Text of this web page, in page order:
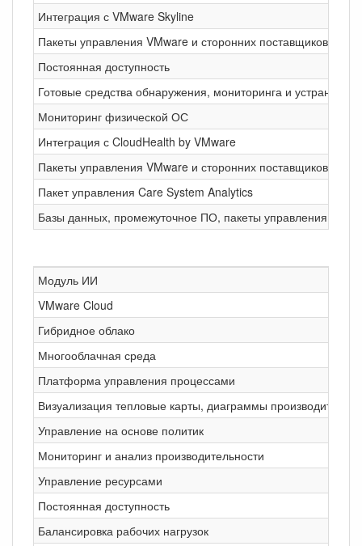
Интеграция с VMware Skyline
Пакеты управления VMware и сторонних поставщиков для
Постоянная доступность
Готовые средства обнаружения, мониторинга и
Мониторинг физической ОС
Интеграция с CloudHealth by VMware
Пакеты управления VMware и сторонних поставщиков для
Пакет управления Care System Analytics
Базы данных, промежуточное ПО, пакеты управления
Модуль ИИ
VMware Cloud
Гибридное облако
Многооблачная среда
Платформа управления процессами
Визуализация тепловые карты, диаграммы
Управление на основе политик
Мониторинг и анализ производительности
Управление ресурсами
Постоянная доступность
Балансировка рабочих нагрузок